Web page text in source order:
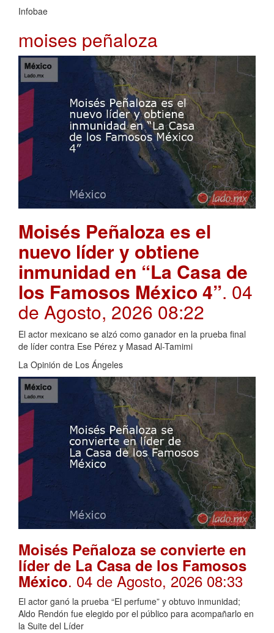
Infobae
moises peñaloza
Moisés Peñaloza es el
nuevo líder y obtiene
inmunidad en “La Casa de
los Famosos México 4”. 04
de Agosto, 2026 08:22
El actor mexicano se alzó como ganador en la prueba final
de líder contra Ese Pérez y Masad Al-Tamimi
La Opinión de Los Ángeles
Moisés Peñaloza se convierte en
líder de La Casa de los Famosos
México. 04 de Agosto, 2026 08:33
El actor ganó la prueba “El perfume” y obtuvo inmunidad;
Aldo Rendón fue elegido por el público para acompañarlo en
la Suite del Líder